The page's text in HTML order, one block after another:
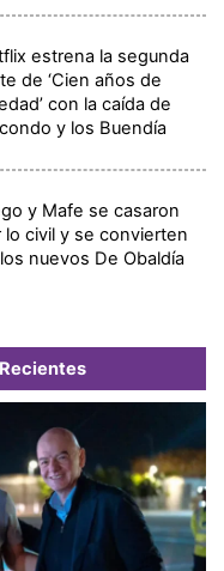
estrena la segunda
de ‘Cien años de
con la caída de
y los Buendía
y Mafe se casaron
lo civil y se convierten
nuevos De Obaldía